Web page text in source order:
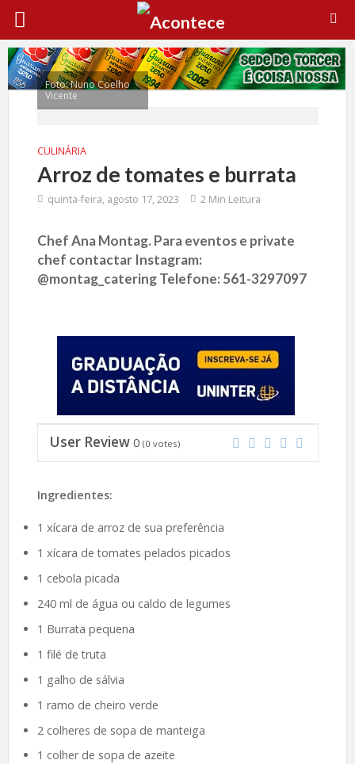
Foto: Nuno Coelho
Vicente
CULINÁRIA
Arroz de tomates e burrata
quinta-feira, agosto 17, 2023 2 Min Leitura
Chef Ana Montag. Para eventos e private
chef contactar Instagram:
@montag_catering Telefone: 561-3297097
User Review 0 (0 votes)
Ingredientes:
1 xícara de arroz de sua preferência
1 xícara de tomates pelados picados
1 cebola picada
240 ml de água ou caldo de legumes
1 Burrata pequena
1 filé de truta
1 galho de sálvia
1 ramo de cheiro verde
2 colheres de sopa de manteiga
1 colher de sopa de azeite